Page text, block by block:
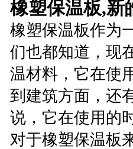
橡塑保温板,新
橡塑保温板作为
们也都知道，现
温材料，它在使
到建筑方面，还
说，它在使用的
对于橡塑保温板